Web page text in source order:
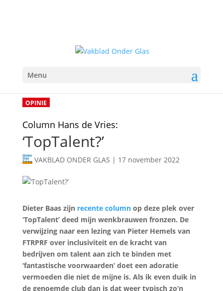
Menu
OPINIE
Column Hans de Vries:
‘TopTalent?’
VAKBLAD ONDER GLAS | 17 november 2022
Dieter Baas zijn recente columnop deze plek over
‘TopTalent’ deed mijn wenkbrauwen fronzen. De
verwijzing naar een lezing van Pieter Hemels van
FTRPRF over inclusiviteit en de kracht van
bedrijven om talent aan zich te binden met
‘fantastische voorwaarden’ doet een adoratie
vermoeden die niet de mijne is. Als ik even duik in
de genoemde club dan is dat weer typisch zo’n